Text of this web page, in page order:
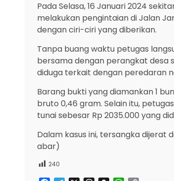
Pada Selasa, 16 Januari 2024
melakukan pengintaian di Jalan
dengan ciri-ciri yang diberikan.
Tanpa buang waktu petugas
bersama dengan perangkat desa
diduga terkait dengan peredaran
Barang bukti yang diamankan 1
bruto 0,46 gram. Selain itu,
tunai sebesar Rp 2035.000 yang
Dalam kasus ini, tersangka dijerat
abar)
240